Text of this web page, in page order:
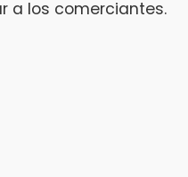
a los comerciantes.